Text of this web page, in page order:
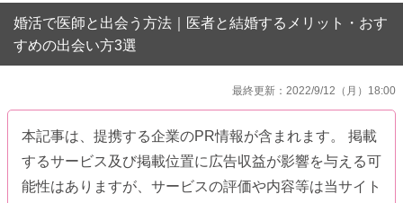
婚活で医師と出会う方法｜医者と結婚するメリット・おす
すめの出会い方3選
最終更新：2022/9/12（月）18:00
本記事は、提携する企業のPR情報が含まれます。 掲載
するサービス及び掲載位置に広告収益が影響を与える可
能性はありますが、サービスの評価や内容等は当サイト